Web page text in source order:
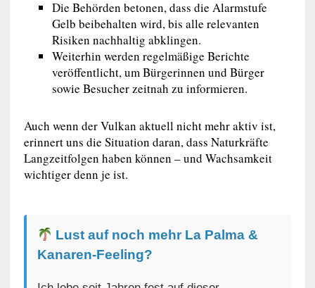
Die Behörden betonen, dass die Alarmstufe
Gelb beibehalten wird, bis alle relevanten
Risiken nachhaltig abklingen.
Weiterhin werden regelmäßige Berichte
veröffentlicht, um Bürgerinnen und Bürger
sowie Besucher zeitnah zu informieren.
Auch wenn der Vulkan aktuell nicht mehr aktiv ist,
erinnert uns die Situation daran, dass Naturkräfte
Langzeitfolgen haben können – und Wachsamkeit
wichtiger denn je ist.
Lust auf noch mehr La Palma &
Kanaren-Feeling?